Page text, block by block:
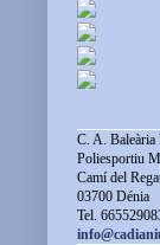
C. A. Baleària
Poliesportiu
Camí del
03700 Dénia
Tel.